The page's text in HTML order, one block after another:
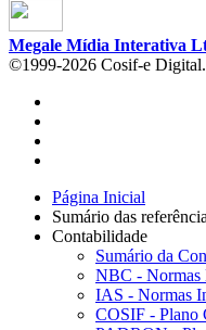
Megale Mídia Interativa
©1999-2026 Cosif-e Digital.
Página Inicial
Sumário das
Contabilidade
Sumário da
NBC - Normas
IAS - Normas
COSIF - Plano